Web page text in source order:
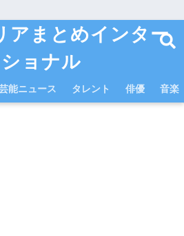
アまとめインター
ョナル
能ニュース タレント 俳優 音楽